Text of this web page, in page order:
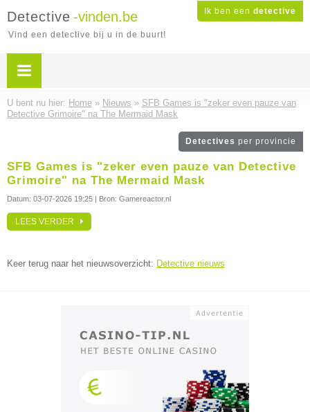
Ik ben een detective
Detective -vinden.be
Vind een detective bij u in de buurt!
U bent nu hier: Home » Nieuws » SFB Games is "zeker even pauze van
Detective Grimoire" na The Mermaid Mask
Detectives per provincie
SFB Games is "zeker even pauze van Detective
Grimoire" na The Mermaid Mask
Datum: 03-07-2026 19:25 | Bron: Gamereactor.nl
LEES VERDER
Keer terug naar het nieuwsoverzicht: Detective nieuws